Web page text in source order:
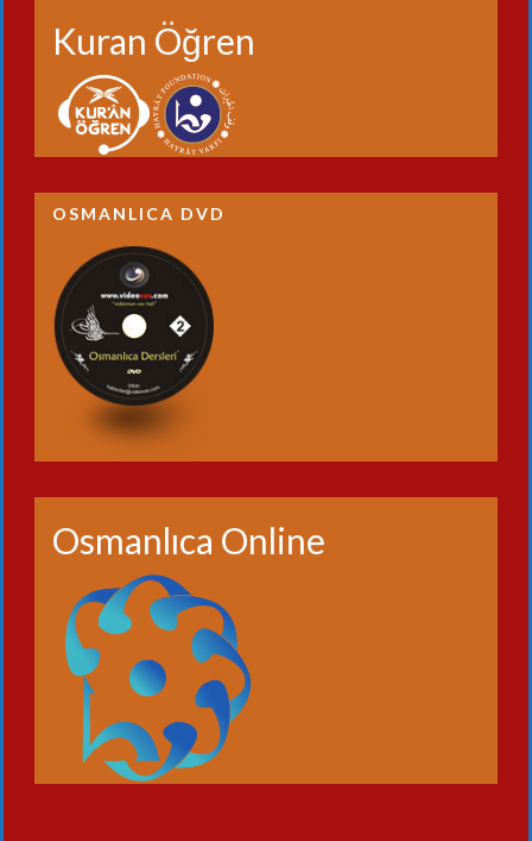
Kuran Öğren
OSMANLICA DVD
Osmanlıca Online